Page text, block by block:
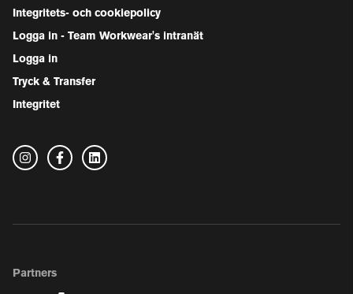
Integritets- och cookiepolicy
Logga in - Team Workwear's intranät
Logga in
Tryck & Transfer
Integritet
Partners